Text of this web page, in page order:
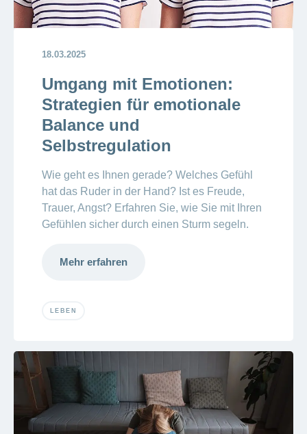
18.03.2025
Umgang mit Emotionen:
Strategien für emotionale
Balance und
Selbstregulation
Wie geht es Ihnen gerade? Welches Gefühl
hat das Ruder in der Hand? Ist es Freude,
Trauer, Angst? Erfahren Sie, wie Sie mit Ihren
Gefühlen sicher durch einen Sturm segeln.
Mehr erfahren
LEBEN